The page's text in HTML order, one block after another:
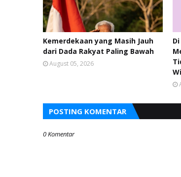
Kemerdekaan yang Masih Jauh
dari Dada Rakyat Paling Bawah
August 05, 2026
POSTING KOMENTAR
0 Komentar